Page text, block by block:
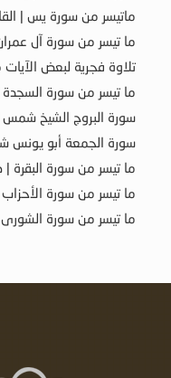
ماتيسر من سورة يس |
ما تيسر من سورة آل
تلاوة فجرية لبعض
ما تيسر من سورة
سورة البروج الشيخ شمس
سورة الجمعة أبو يونس
ما تيسر من سورة البقرة |
ما تيسر من سورة
ما تيسر من سورة